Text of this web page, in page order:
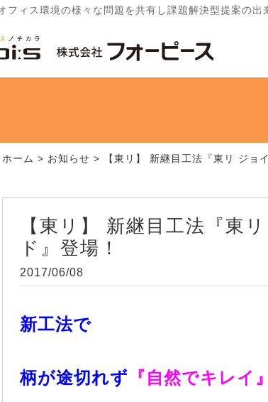
フィス環境の様々な問題を共有し課題解決型提案の出
ホーム > お知らせ > 【東リ】 新継目工法『東リ ジョ
【東リ】 新継目工法『東
ド』登場！
2017/06/08
新工法で
柄が途切れず 『自然でキレイ』